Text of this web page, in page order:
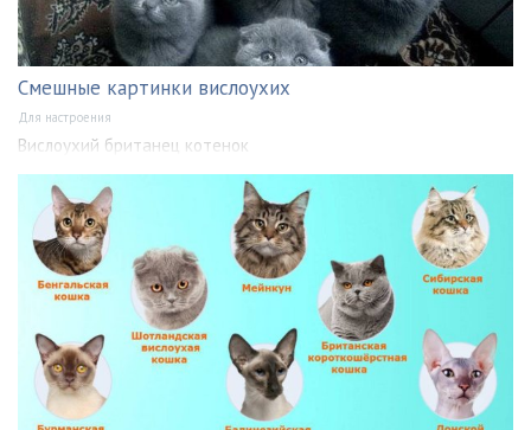
Смешные картинки вислоухих
Для настроения
Вислоухий британец котенок